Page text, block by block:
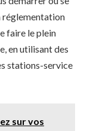
réglementation
faire le plein
en utilisant des
stations-service
sur vos